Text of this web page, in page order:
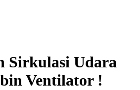
Sirkulasi Udara
Ventilator !